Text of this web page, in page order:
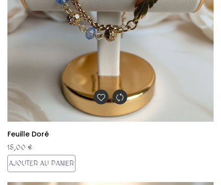
Feuille Doré
15,00 €
AJOUTER AU PANIER